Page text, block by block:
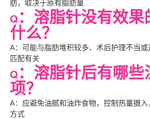
肪，取决于原有脂肪量
Q：溶脂针没有效
什么？
A：可能与脂肪堆积较多、术后护理不当
匹配有关
Q：溶脂针后有哪些
项？
A：应避免油腻和油炸食物，控制热量摄
方式